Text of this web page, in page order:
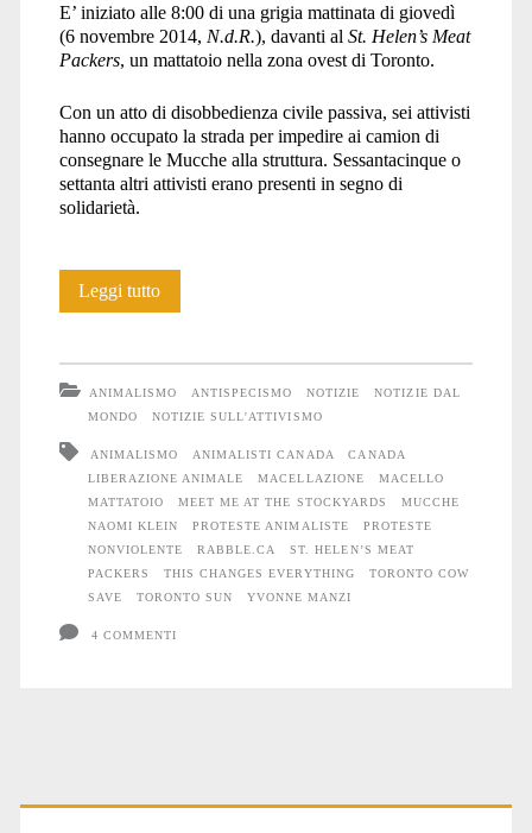
E’ iniziato alle 8:00 di una grigia mattinata di giovedì
(6 novembre 2014, N.d.R.), davanti al St. Helen’s Meat
Packers, un mattatoio nella zona ovest di Toronto.
Con un atto di disobbedienza civile passiva, sei attivisti
hanno occupato la strada per impedire ai camion di
consegnare le Mucche alla struttura. Sessantacinque o
settanta altri attivisti erano presenti in segno di
solidarietà.
Leggi tuttoToronto:
l’entrata
di
un
mattatoio
ANIMALISMO ANTISPECISMO NOTIZIE
NOTIZIE DAL
MONDO
NOTIZIE SULL'ATTIVISMO
ANIMALISMO ANIMALISTI CANADA
CANADA
LIBERAZIONE ANIMALE
MACELLAZIONE
MACELLO
MATTATOIO
MEET ME AT THE STOCKYARDS
MUCCHE
NAOMI KLEIN
PROTESTE ANIMALISTE
PROTESTE
NONVIOLENTE
RABBLE.CA
ST. HELEN’S MEAT
PACKERS
THIS CHANGES EVERYTHING
TORONTO COW
SAVE
TORONTO SUN YVONNE MANZI
4 COMMENTI
Primary